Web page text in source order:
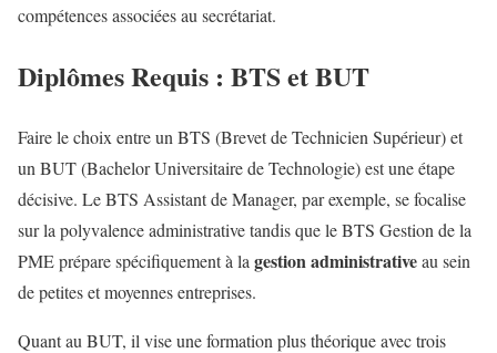
compétences associées au secrétariat.
Diplômes Requis : BTS et BUT
Faire le choix entre un BTS (Brevet de Technicien Supérieur) et
un BUT (Bachelor Universitaire de Technologie) est une étape
décisive. Le BTS Assistant de Manager, par exemple, se focalise
sur la polyvalence administrative tandis que le BTS Gestion de la
PME prépare spécifiquement à la gestion administrativeau sein
de petites et moyennes entreprises.
Quant au BUT, il vise une formation plus théorique avec trois